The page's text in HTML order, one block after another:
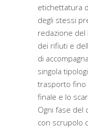
etichettatura
degli stessi
redazione del
dei rifiuti e
di
singola
trasporto fino
finale e lo
Ogni fase del
con scrupolo